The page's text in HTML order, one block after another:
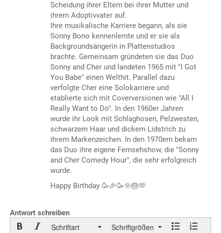
Scheidung ihrer Eltern bei ihrer Mutter und
ihrem Adoptivvater auf.
Ihre musikalische Karriere begann, als sie
Sonny Bono kennenlernte und er sie als
Backgroundsängerin in Plattenstudios
brachte. Gemeinsam gründeten sie das Duo
Sonny and Cher und landeten 1965 mit "I Got
You Babe" einen Welthit. Parallel dazu
verfolgte Cher eine Solokarriere und
etablierte sich mit Coverversionen wie "All I
Really Want to Do". In den 1960er Jahren
wurde ihr Look mit Schlaghosen, Pelzwesten,
schwarzem Haar und dickem Lidstrich zu
ihrem Markenzeichen. In den 1970ern bekam
das Duo ihre eigene Fernsehshow, die "Sonny
and Cher Comedy Hour", die sehr erfolgreich
wurde.
Happy Birthday 🥳🎉🥳🌞🎂🫶
Antwort schreiben
Schriftart Schriftgrößen